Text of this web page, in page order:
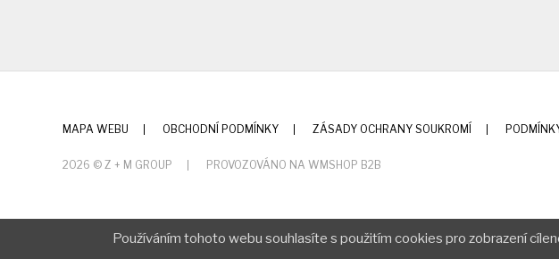
MAPA WEBU OBCHODNÍ PODMÍNKY ZÁSADY OCHRANY SOUKROMÍ
2026 © Z + M GROUP PROVOZOVÁNO NA WMSHOP B2B
Používáním tohoto webu souhlasíte s použitím cookies pro zobrazení